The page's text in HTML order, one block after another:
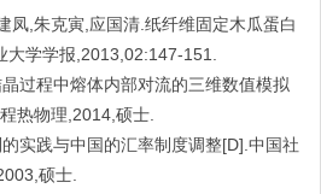
凤,朱克寅,应国清.纸纤维固定木瓜蛋白
学学报,2013,02:147-151.
过程中熔体内部对流的三维数值模拟
热物理,2014,硕士.
实践与中国的汇率制度调整[D].中国社
硕士.